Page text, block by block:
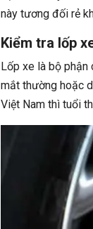
này tương đối rẻ
Kiểm tra lốp
Lốp xe là bộ phận
mắt thường hoặc
Việt Nam thì tuổi